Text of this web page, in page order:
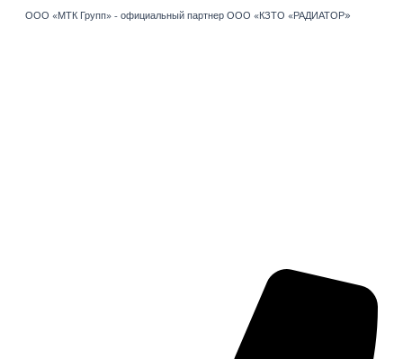
Перейти
ООО «МТК Групп» - официальный партнер ООО «КЗТО «РАДИАТОР»